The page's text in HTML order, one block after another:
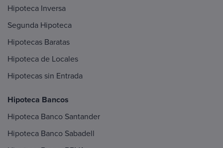
Hipoteca Inversa
Segunda Hipoteca
Hipotecas Baratas
Hipoteca de Locales
Hipotecas sin Entrada
Hipoteca Bancos
Hipoteca Banco Santander
Hipoteca Banco Sabadell